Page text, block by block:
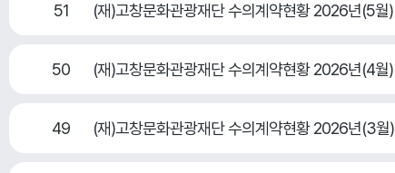
51 (재)고창문화관광재단 수의계약현황 2026년(5월)
50 (재)고창문화관광재단 수의계약현황 2026년(4월)
49 (재)고창문화관광재단 수의계약현황 2026년(3월)